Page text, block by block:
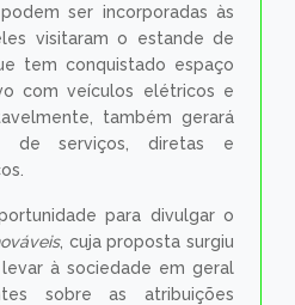
ser incorporadas às
visitaram o estande de
tem conquistado espaço
com veículos elétricos e
também gerará
de serviços, diretas e
para divulgar o
, cuja proposta surgiu
à sociedade em geral
sobre as atribuições